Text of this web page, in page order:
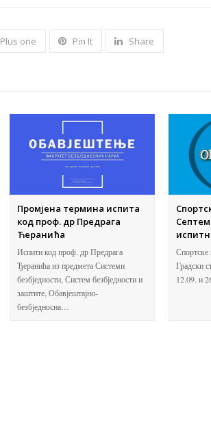
Plus one Pin It Share
Промјена термина испита
код проф. др Предрага
Ћеранића
Испити код проф. др Предрага
Ђеранића из предмета Системи
безбједности, Систем безбједности и
заштите, Обавјештајно-
безбједносна…
Спортске
Градски
12.09. и